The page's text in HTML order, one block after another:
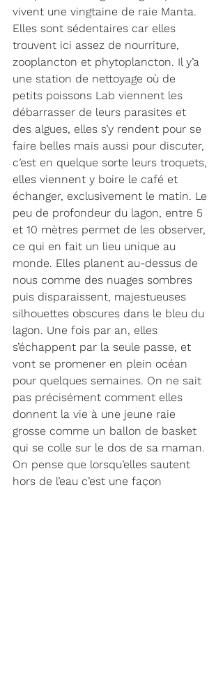
vivent une vingtaine de raie Manta.
Elles sont sédentaires car elles
trouvent ici assez de nourriture,
zooplancton et phytoplancton. Il y’a
une station de nettoyage où de
petits poissons Lab viennent les
débarrasser de leurs parasites et
des algues, elles s’y rendent pour se
faire belles mais aussi pour discuter,
c’est en quelque sorte leurs troquets,
elles viennent y boire le café et
échanger, exclusivement le matin. Le
peu de profondeur du lagon, entre 5
et 10 mètres permet de les observer,
ce qui en fait un lieu unique au
monde. Elles planent au-dessus de
nous comme des nuages sombres
puis disparaissent, majestueuses
silhouettes obscures dans le bleu du
lagon. Une fois par an, elles
s’échappent par la seule passe, et
vont se promener en plein océan
pour quelques semaines. On ne sait
pas précisément comment elles
donnent la vie à une jeune raie
grosse comme un ballon de basket
qui se colle sur le dos de sa maman.
On pense que lorsqu’elles sautent
hors de l’eau c’est une façon